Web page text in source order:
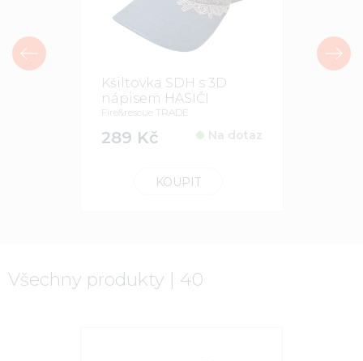
Kšiltovka SDH s 3D
nápisem HASIČI
Fire&rescue TRADE
289 Kč Na dotaz
KOUPIT
Všechny produkty | 40